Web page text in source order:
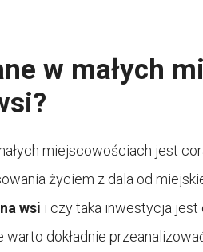
w małych
miejscowościach jest
życiem z dala od
wsi i czy taka inwestycja jest
dokładnie